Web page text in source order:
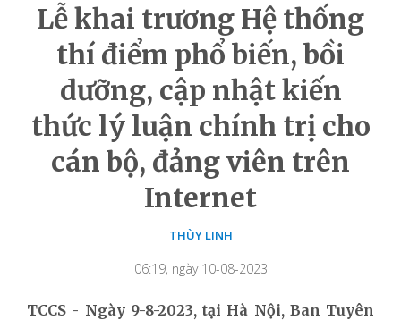
Lễ khai trương Hệ thống
thí điểm phổ biến, bồi
dưỡng, cập nhật kiến
thức lý luận chính trị cho
cán bộ, đảng viên trên
Internet
THÙY LINH
06:19, ngày 10-08-2023
TCCS - Ngày 9-8-2023, tại Hà Nội, Ban Tuyên